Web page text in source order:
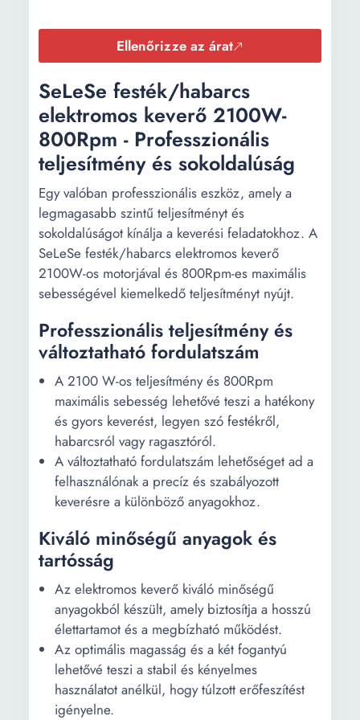
Ellenőrizze az árat
SeLeSe festék/habarcs
elektromos keverő 2100W-
800Rpm - Professzionális
teljesítmény és sokoldalúság
Egy valóban professzionális eszköz, amely a
legmagasabb szintű teljesítményt és
sokoldalúságot kínálja a keverési feladatokhoz. A
SeLeSe festék/habarcs elektromos keverő
2100W-os motorjával és 800Rpm-es maximális
sebességével kiemelkedő teljesítményt nyújt.
Professzionális teljesítmény és
változtatható fordulatszám
A 2100 W-os teljesítmény és 800Rpm
maximális sebesség lehetővé teszi a hatékony
és gyors keverést, legyen szó festékről,
habarcsról vagy ragasztóról.
A változtatható fordulatszám lehetőséget ad a
felhasználónak a precíz és szabályozott
keverésre a különböző anyagokhoz.
Kiváló minőségű anyagok és
tartósság
Az elektromos keverő kiváló minőségű
anyagokból készült, amely biztosítja a hosszú
élettartamot és a megbízható működést.
Az optimális magasság és a két fogantyú
lehetővé teszi a stabil és kényelmes
használatot anélkül, hogy túlzott erőfeszítést
igényelne.